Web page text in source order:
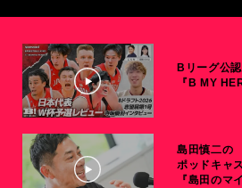
Bリーグ公
『B MY
島田慎二の
ポッドキャ
『島田のマ